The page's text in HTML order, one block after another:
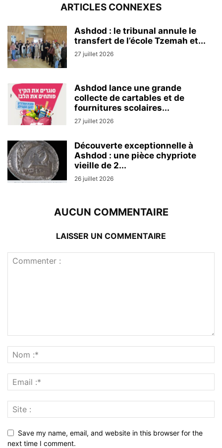
ARTICLES CONNEXES
Ashdod : le tribunal annule le
transfert de l’école Tzemah et...
27 juillet 2026
Ashdod lance une grande
collecte de cartables et de
fournitures scolaires...
27 juillet 2026
Découverte exceptionnelle à
Ashdod : une pièce chypriote
vieille de 2...
26 juillet 2026
AUCUN COMMENTAIRE
LAISSER UN COMMENTAIRE
Save my name, email, and website in this browser for the
next time I comment.